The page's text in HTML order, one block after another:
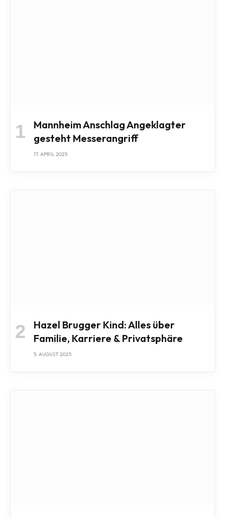
Mannheim Anschlag Angeklagter
gesteht Messerangriff
17. APRIL 2025
Hazel Brugger Kind: Alles über
Familie, Karriere & Privatsphäre
5. AUGUST 2025